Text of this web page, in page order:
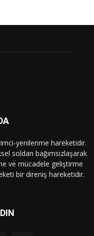
yenilenme hareketidir.
soldan bağımsızlaşarak
ve mücadele geliştirme
bir direniş hareketidir.